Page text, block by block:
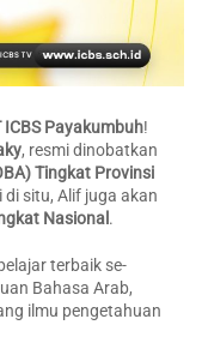
ICBS Payakumbuh!
, resmi dinobatkan
Tingkat Provinsi
situ, Alif juga akan
Nasional.
terbaik se-
Bahasa Arab,
ilmu pengetahuan